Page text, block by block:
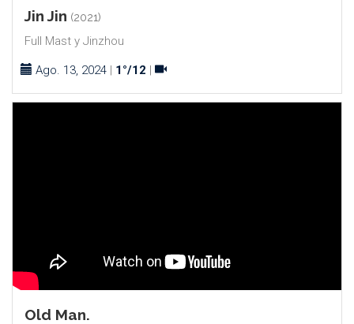
Jin Jin (2021)
Full Mast y Jinzhou
Ago. 13, 2024 | 1°/12 |
Old Man.